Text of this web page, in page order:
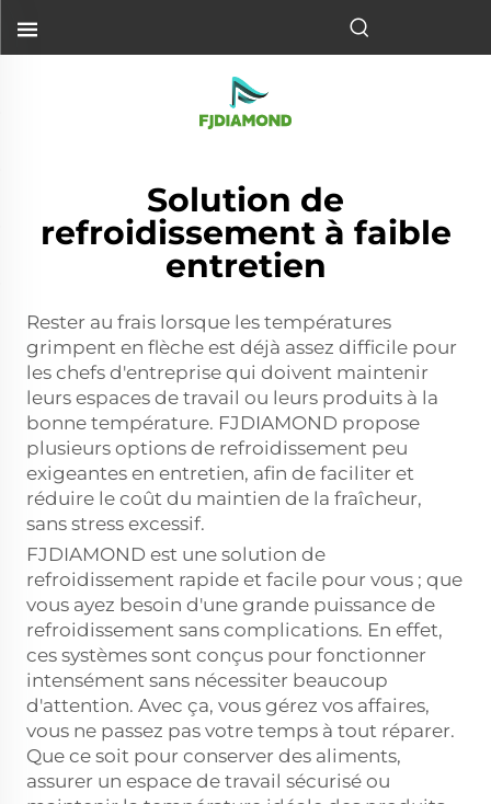
Solution de
refroidissement à faible
entretien
Rester au frais lorsque les températures
grimpent en flèche est déjà assez difficile pour
les chefs d'entreprise qui doivent maintenir
leurs espaces de travail ou leurs produits à la
bonne température. FJDIAMOND propose
plusieurs options de refroidissement peu
exigeantes en entretien, afin de faciliter et
réduire le coût du maintien de la fraîcheur,
sans stress excessif.
FJDIAMOND est une solution de
refroidissement rapide et facile pour vous ; que
vous ayez besoin d'une grande puissance de
refroidissement sans complications. En effet,
ces systèmes sont conçus pour fonctionner
intensément sans nécessiter beaucoup
d'attention. Avec ça, vous gérez vos affaires,
vous ne passez pas votre temps à tout réparer.
Que ce soit pour conserver des aliments,
assurer un espace de travail sécurisé ou